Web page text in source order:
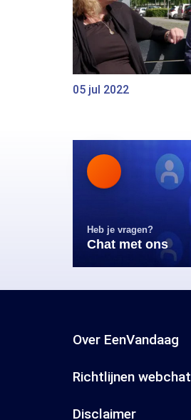
05 jul 2022
Heb je vragen?
Chat met ons
Over EenVandaag
Richtlijnen webchat
Disclaimer